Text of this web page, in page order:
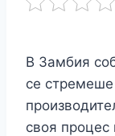
В Замбия
се
своя процес